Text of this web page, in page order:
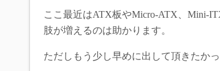
ここ最近はATX板やMicro-ATX、Mini-
肢が増えるのは助かります。
ただしもう少し早めに出して頂きたかっ